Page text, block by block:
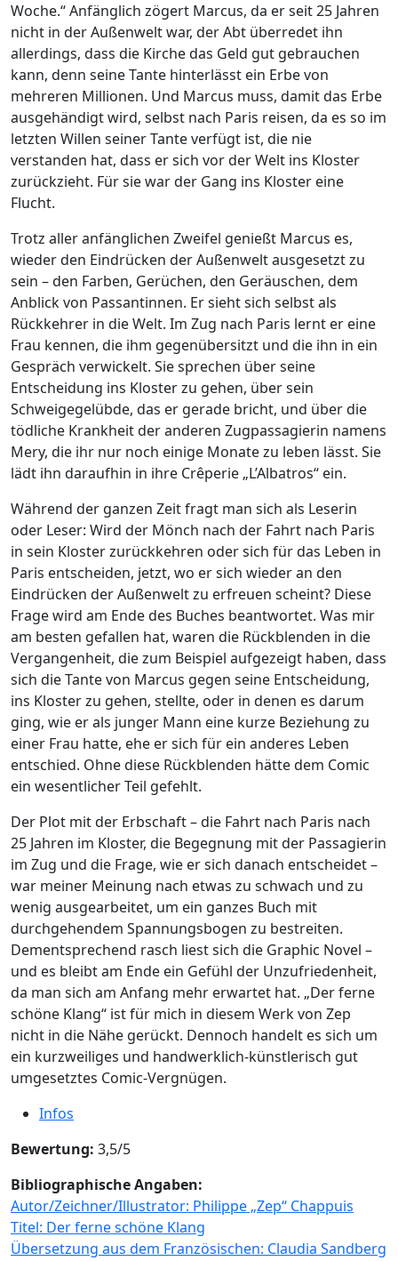
Woche.“ Anfänglich zögert Marcus, da er seit 25 Jahren
nicht in der Außenwelt war, der Abt überredet ihn
allerdings, dass die Kirche das Geld gut gebrauchen
kann, denn seine Tante hinterlässt ein Erbe von
mehreren Millionen. Und Marcus muss, damit das Erbe
ausgehändigt wird, selbst nach Paris reisen, da es so im
letzten Willen seiner Tante verfügt ist, die nie
verstanden hat, dass er sich vor der Welt ins Kloster
zurückzieht. Für sie war der Gang ins Kloster eine
Flucht.
Trotz aller anfänglichen Zweifel genießt Marcus es,
wieder den Eindrücken der Außenwelt ausgesetzt zu
sein – den Farben, Gerüchen, den Geräuschen, dem
Anblick von Passantinnen. Er sieht sich selbst als
Rückkehrer in die Welt. Im Zug nach Paris lernt er eine
Frau kennen, die ihm gegenübersitzt und die ihn in ein
Gespräch verwickelt. Sie sprechen über seine
Entscheidung ins Kloster zu gehen, über sein
Schweigegelübde, das er gerade bricht, und über die
tödliche Krankheit der anderen Zugpassagierin namens
Mery, die ihr nur noch einige Monate zu leben lässt. Sie
lädt ihn daraufhin in ihre Crêperie „L’Albatros“ ein.
Während der ganzen Zeit fragt man sich als Leserin
oder Leser: Wird der Mönch nach der Fahrt nach Paris
in sein Kloster zurückkehren oder sich für das Leben in
Paris entscheiden, jetzt, wo er sich wieder an den
Eindrücken der Außenwelt zu erfreuen scheint? Diese
Frage wird am Ende des Buches beantwortet. Was mir
am besten gefallen hat, waren die Rückblenden in die
Vergangenheit, die zum Beispiel aufgezeigt haben, dass
sich die Tante von Marcus gegen seine Entscheidung,
ins Kloster zu gehen, stellte, oder in denen es darum
ging, wie er als junger Mann eine kurze Beziehung zu
einer Frau hatte, ehe er sich für ein anderes Leben
entschied. Ohne diese Rückblenden hätte dem Comic
ein wesentlicher Teil gefehlt.
Der Plot mit der Erbschaft – die Fahrt nach Paris nach
25 Jahren im Kloster, die Begegnung mit der Passagierin
im Zug und die Frage, wie er sich danach entscheidet –
war meiner Meinung nach etwas zu schwach und zu
wenig ausgearbeitet, um ein ganzes Buch mit
durchgehendem Spannungsbogen zu bestreiten.
Dementsprechend rasch liest sich die Graphic Novel –
und es bleibt am Ende ein Gefühl der Unzufriedenheit,
da man sich am Anfang mehr erwartet hat. „Der ferne
schöne Klang“ ist für mich in diesem Werk von Zep
nicht in die Nähe gerückt. Dennoch handelt es sich um
ein kurzweiliges und handwerklich-künstlerisch gut
umgesetztes Comic-Vergnügen.
Infos
Bewertung: 3,5/5
Bibliographische Angaben:
Autor/Zeichner/Illustrator: Philippe „Zep“ Chappuis
Titel: Der ferne schöne Klang
Übersetzung aus dem Französischen: Claudia Sandberg